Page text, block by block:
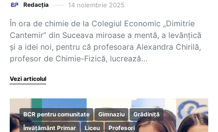
Redacția 14 noiembrie 2025
În ora de chimie de la Colegiul Economic „Dimitrie
Cantemir” din Suceava miroase a mentă, a levănțică
și a idei noi, pentru că profesoara Alexandra Chirilă,
profesor de Chimie-Fizică, lucrează…
Vezi articolul
BCR pentru comunitate Gimnaziu
Grădiniță
Învățământ Primar
Liceu Profesori